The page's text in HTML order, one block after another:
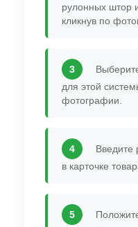
рулонных штор
кликнув по
3
для этой
фотографии.
4
Введите
в карточке
5